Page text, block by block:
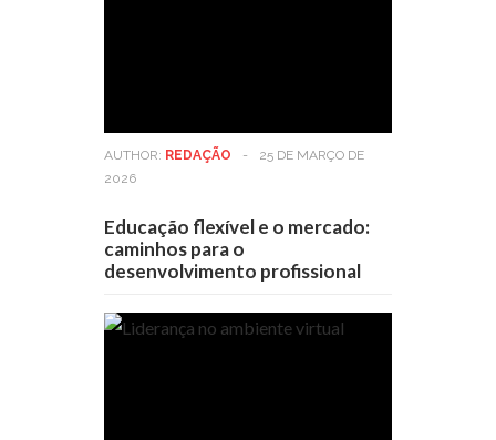
AUTHOR: REDAÇÃO -
25 DE MARÇO DE
2026
Educação flexível e o mercado:
caminhos para o
desenvolvimento profissional